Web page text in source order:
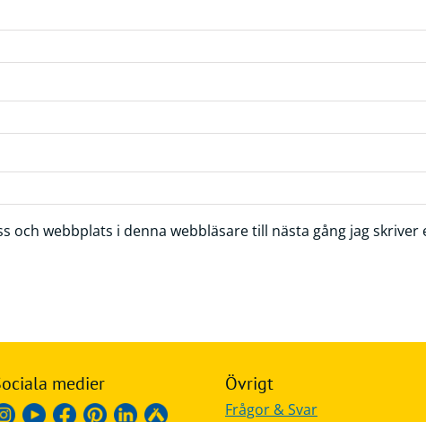
och webbplats i denna webbläsare till nästa gång jag skriver
medier Övrigt
Frågor & Svar